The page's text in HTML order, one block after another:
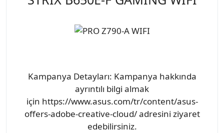
Kampanya Detayları: Kampanya hakkında
ayrıntılı bilgi almak
için https://www.asus.com/tr/content/asus-
offers-adobe-creative-cloud/ adresini ziyaret
edebilirsiniz.